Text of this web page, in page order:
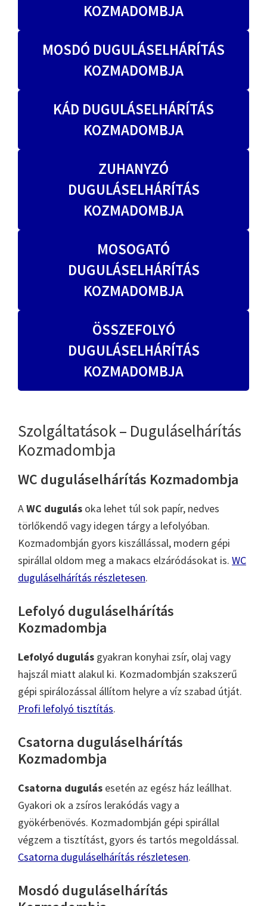
KOZMADOMBJA
MOSDÓ DUGULÁSELHÁRÍTÁS
KOZMADOMBJA
KÁD DUGULÁSELHÁRÍTÁS
KOZMADOMBJA
ZUHANYZÓ
DUGULÁSELHÁRÍTÁS
KOZMADOMBJA
MOSOGATÓ
DUGULÁSELHÁRÍTÁS
KOZMADOMBJA
ÖSSZEFOLYÓ
DUGULÁSELHÁRÍTÁS
KOZMADOMBJA
Szolgáltatások – Duguláselhárítás
Kozmadombja
WC duguláselhárítás Kozmadombja
AWC dugulás oka lehet túl sok papír, nedves
törlőkendő vagy idegen tárgy a lefolyóban.
Kozmadombján gyors kiszállással, modern gépi
spirállal oldom meg a makacs elzáródásokat is. WC
duguláselhárítás részletesen.
Lefolyó duguláselhárítás
Kozmadombja
Lefolyó dugulás gyakran konyhai zsír, olaj vagy
hajszál miatt alakul ki. Kozmadombján szakszerű
gépi spirálozással állítom helyre a víz szabad útját.
Profi lefolyó tisztítás.
Csatorna duguláselhárítás
Kozmadombja
Csatorna dugulás esetén az egész ház leállhat.
Gyakori ok a zsíros lerakódás vagy a
gyökérbenövés. Kozmadombján gépi spirállal
végzem a tisztítást, gyors és tartós megoldással.
Csatorna duguláselhárítás részletesen.
Mosdó duguláselhárítás